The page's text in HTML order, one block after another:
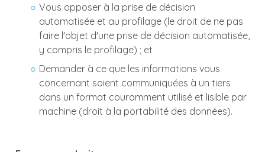
Vous opposer à la prise de décision
automatisée et au profilage (le droit de ne pas
faire l'objet d'une prise de décision automatisée,
y compris le profilage) ; et
Demander à ce que les informations vous
concernant soient communiquées à un tiers
dans un format couramment utilisé et lisible par
machine (droit à la portabilité des données).